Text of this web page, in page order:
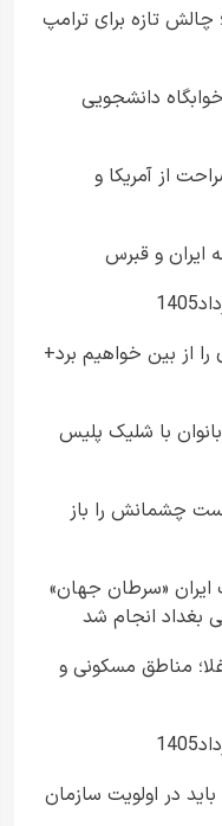
تازه برای ترامپ
دانشجویی
از آمریکا و
ایران و قبرس
را از بین خواهیم برد+
با شلیک پلیس
چشمانش را باز
«سرطان جهان»
بغداد انجام شد
مناطق مسکونی و
در اولویت سازمان